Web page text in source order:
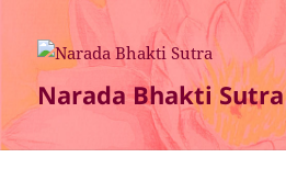
Narada Bhakti Sutra